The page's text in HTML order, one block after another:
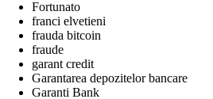
Fortunato
franci elvetieni
frauda bitcoin
fraude
garant credit
Garantarea depozitelor bancare
Garanti Bank